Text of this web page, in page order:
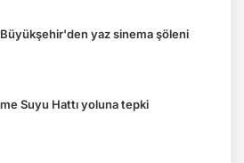
yaz sinema şöleni
Suyu Hattı yoluna tepki